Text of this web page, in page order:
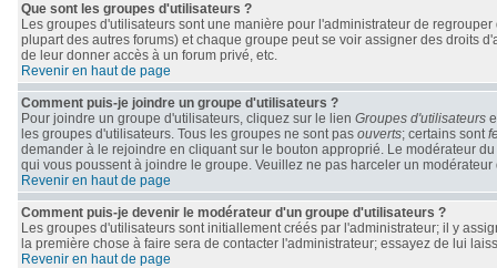
Que sont les groupes d'utilisateurs ?
Les groupes d'utilisateurs sont une manière pour l'administrateur de
plupart des autres forums) et chaque groupe peut se voir assigner des droits
de leur donner accès à un forum privé, etc.
Revenir en haut de page
Comment puis-je joindre un groupe d'utilisateurs ?
Pour joindre un groupe d'utilisateurs, cliquez sur le lien Groupes d'utilisateurs
les groupes d'utilisateurs. Tous les groupes ne sont pas ouverts; certains sont
demander à le rejoindre en cliquant sur le bouton approprié. Le modérateur
qui vous poussent à joindre le groupe. Veuillez ne pas harceler un
Revenir en haut de page
Comment puis-je devenir le modérateur d'un groupe d'utilisateurs ?
Les groupes d'utilisateurs sont initiallement créés par l'administrateur; il y
la première chose à faire sera de contacter l'administrateur; essayez de lui
Revenir en haut de page